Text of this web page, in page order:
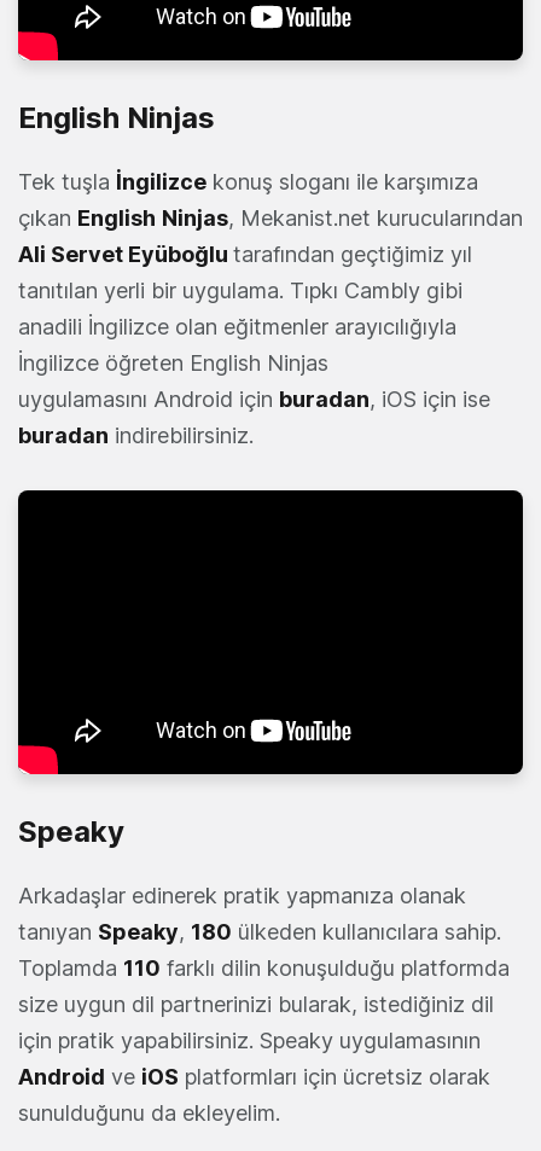
English Ninjas
Tek tuşla İngilizce konuş sloganı ile karşımıza
çıkan English Ninjas, Mekanist.net kurucularından
Ali Servet Eyüboğlu tarafından geçtiğimiz yıl
tanıtılan yerli bir uygulama. Tıpkı Cambly gibi
anadili İngilizce olan eğitmenler arayıcılığıyla
İngilizce öğreten English Ninjas
uygulamasını Android için buradan, iOS için ise
buradan indirebilirsiniz.
Speaky
Arkadaşlar edinerek pratik yapmanıza olanak
tanıyan Speaky, 180 ülkeden kullanıcılara sahip.
Toplamda 110 farklı dilin konuşulduğu platformda
size uygun dil partnerinizi bularak, istediğiniz dil
için pratik yapabilirsiniz. Speaky uygulamasının
Android ve iOS platformları için ücretsiz olarak
sunulduğunu da ekleyelim.